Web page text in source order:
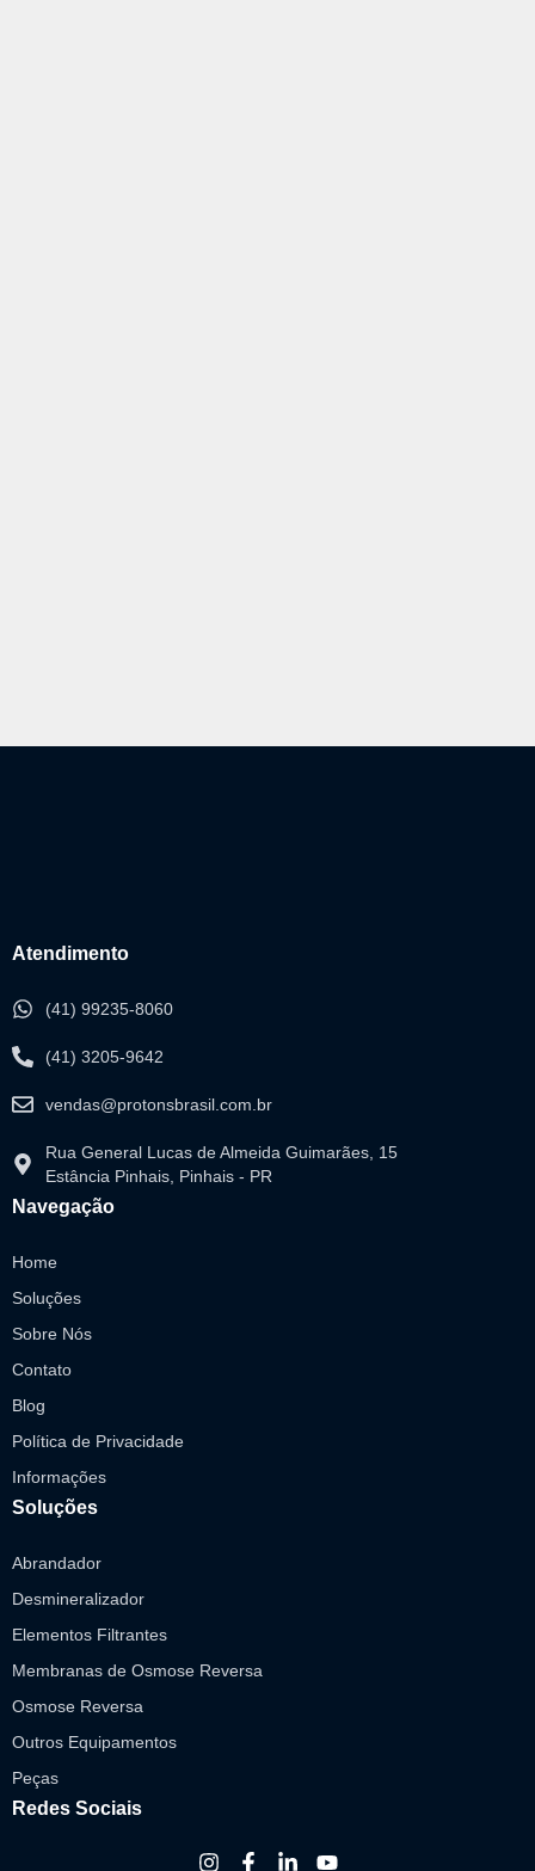
Atendimento
(41) 99235-8060
(41) 3205-9642
vendas@protonsbrasil.com.br
Rua General Lucas de Almeida Guimarães, 15
Estância Pinhais, Pinhais - PR
Navegação
Home
Soluções
Sobre Nós
Contato
Blog
Política de Privacidade
Informações
Soluções
Abrandador
Desmineralizador
Elementos Filtrantes
Membranas de Osmose Reversa
Osmose Reversa
Outros Equipamentos
Peças
Redes Sociais